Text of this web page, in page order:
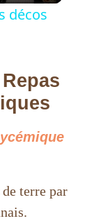
décos
terre par